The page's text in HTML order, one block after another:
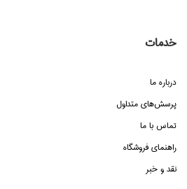
خدمات
درباره ما
پرسش‌هاي متداول
تماس با ما
راهنماي فروشگاه
نقد و خبر